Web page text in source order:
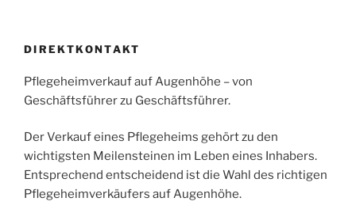
DIREKTKONTAKT
Pflegeheimverkauf auf Augenhöhe – von
Geschäftsführer zu Geschäftsführer.
Der Verkauf eines Pflegeheims gehört zu den
wichtigsten Meilensteinen im Leben eines Inhabers.
Entsprechend entscheidend ist die Wahl des richtigen
Pflegeheimverkäufers auf Augenhöhe.